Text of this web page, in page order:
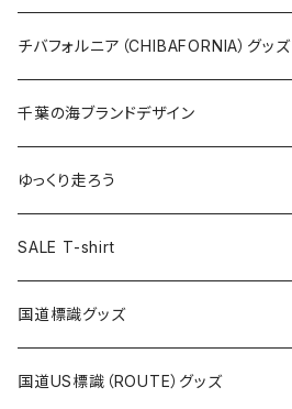
Tシャツ
キャップ
トートバッグ
ランチバッグ
エコバッグ
缶バッジ
キーホルダー
クリアファイル
ステッカー
缶バッジ
キーホルダー
クリアファイル
ステッカー大
缶バッジ32mm
缶バッジ54mm
エコバッグ
JAGUARさんコラボグッズ
Tシャツ
ステッカー
サコッシュ
ホテルキーホルダー
モーテルキーホルダー
トートバッグ
ステッカー
缶バッジ
クリアファイル
マスク
エコバッグ
千葉ロッテマリーンズコラボ
Tシャツ
キャップ
エコバッグ
ステッカー
モーテルキーホルダー
ホテルキーホルダー
チバフォルニア（CHIBAFORNIA）グッズ
Tシャツ
キャップ
ステッカー
ホテルキーホルダー
千葉の海ブランドデザイン
Tシャツ
キャップ
ステッカー
ゆっくり走ろう
Tシャツ
ステッカー
ホテルキーホルダー
SALE T-shirt
国道標識グッズ
ステッカー
国道US標識（ROUTE）グッズ